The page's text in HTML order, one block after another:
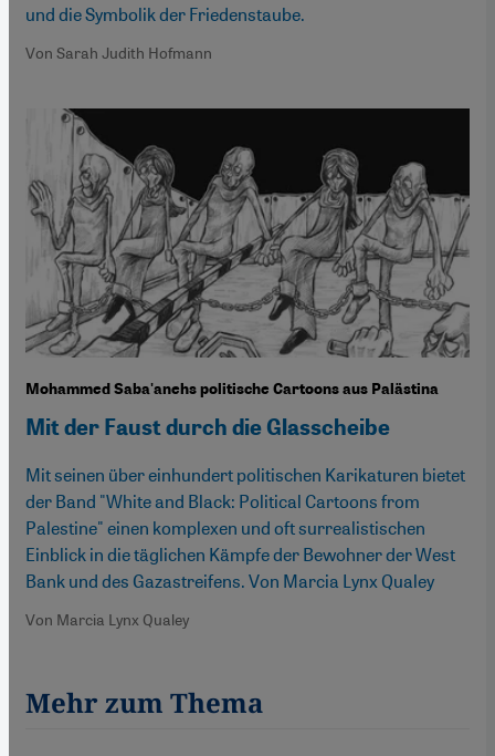
und die Symbolik der Friedenstaube.
Von Sarah Judith Hofmann
Mohammed Saba'anehs politische Cartoons aus Palästina
Mit der Faust durch die Glasscheibe
Mit seinen über einhundert politischen Karikaturen bietet
der Band "White and Black: Political Cartoons from
Palestine" einen komplexen und oft surrealistischen
Einblick in die täglichen Kämpfe der Bewohner der West
Bank und des Gazastreifens. Von Marcia Lynx Qualey
Von Marcia Lynx Qualey
Mehr zum Thema